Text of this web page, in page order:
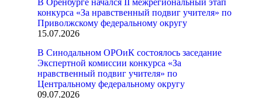
В Оренбурге начался II межрегиональный этап
конкурса «За нравственный подвиг учителя» по
Приволжскому федеральному округу
15.07.2026
В Синодальном ОРОиК состоялось заседание
Экспертной комиссии конкурса «За
нравственный подвиг учителя» по
Центральному федеральному округу
09.07.2026